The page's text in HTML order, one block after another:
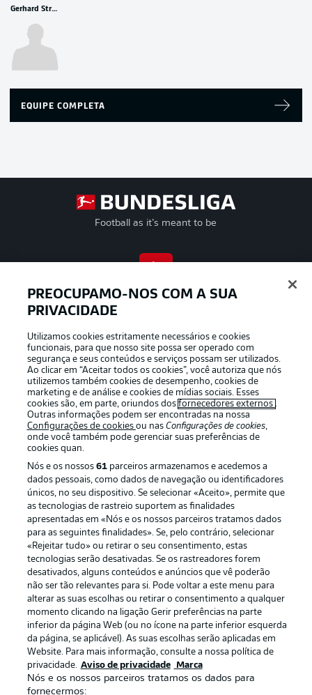
Gerhard Struber
EQUIPE COMPLETA
Football as it’s meant to be
APLICATIVO DA BUNDESLIGA
Oferecido por
Publicidade Avisos legais
Aviso de privacidade
Termos de uso Trabalhe conosco
Marca Contato
Jogadores
PREOCUPAMO-NOS COM A SUA
PRIVACIDADE
Utilizamos cookies estritamente necessários e cookies
funcionais, para que nosso site possa ser operado com
segurança e seus conteúdos e serviços possam ser utilizados.
Ao clicar em “Aceitar todos os cookies”, você autoriza que nós
utilizemos também cookies de desempenho, cookies de
marketing e de análise e cookies de mídias sociais. Esses
cookies são, em parte, oriundos dos fornecedores externos .
Outras informações podem ser encontradas na nossa
Configurações de cookies ou nas Configurações de cookies,
onde você também pode gerenciar suas preferências de
cookies quan.
Nós e os nossos 61parceiros armazenamos e acedemos a
dados pessoais, como dados de navegação ou identificadores
únicos, no seu dispositivo. Se selecionar «Aceito», permite que
as tecnologias de rastreio suportem as finalidades
apresentadas em «Nós e os nossos parceiros tratamos dados
para as seguintes finalidades». Se, pelo contrário, selecionar
«Rejeitar tudo» ou retirar o seu consentimento, estas
tecnologias serão desativadas. Se os rastreadores forem
desativados, alguns conteúdos e anúncios que vê poderão
não ser tão relevantes para si. Pode voltar a este menu para
alterar as suas escolhas ou retirar o consentimento a qualquer
momento clicando na ligação Gerir preferências na parte
inferior da página Web (ou no ícone na parte inferior esquerda
da página, se aplicável). As suas escolhas serão aplicadas em
Website. Para mais informação, consulte a nossa política de
privacidade. Aviso de privacidade Marca
Nós e os nossos parceiros tratamos os dados para
fornecermos: